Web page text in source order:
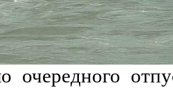
очередного